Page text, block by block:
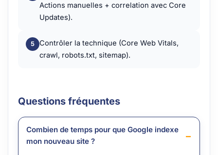
Actions manuelles + correlation avec Core
Updates).
Contrôler la technique (Core Web Vitals,
crawl, robots.txt, sitemap).
Questions fréquentes
Combien de temps pour que Google indexe
mon nouveau site ?